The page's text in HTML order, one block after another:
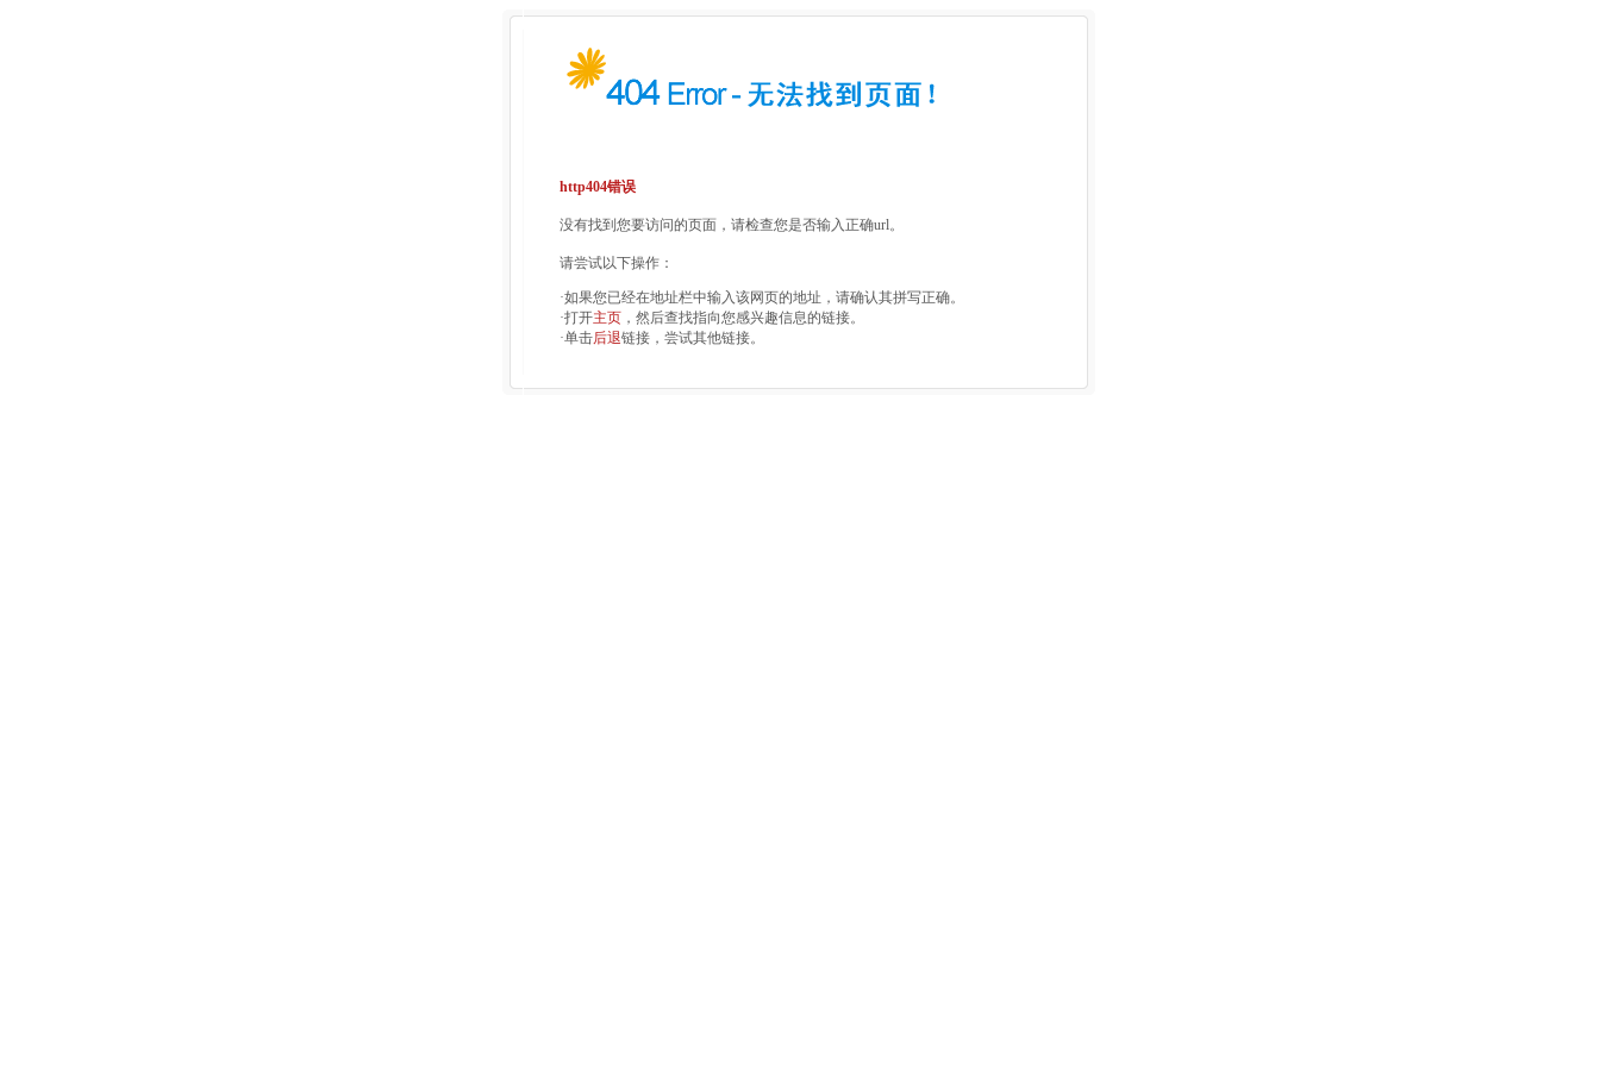
http404错误
没有找到您要访问的页面，请检查您是否输入正确url。
请尝试以下操作：
·如果您已经在地址栏中输入该网页的地址，请确认其拼写正确。
·打开主页 ，然后查找指向您感兴趣信息的链接。
·单击后退链接，尝试其他链接。